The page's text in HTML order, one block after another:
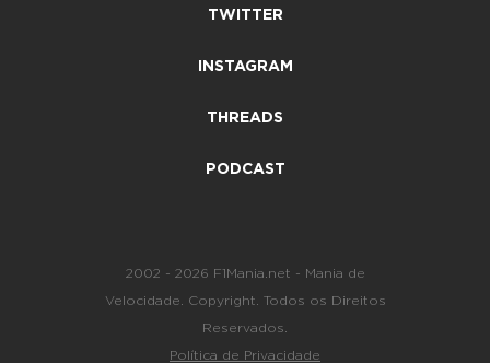
TWITTER
INSTAGRAM
THREADS
PODCAST
2002 - 2026 F1Mania.net - Mania de
Velocidade. Copyright. Todos os Direitos
Reservados.
Política de Privacidade